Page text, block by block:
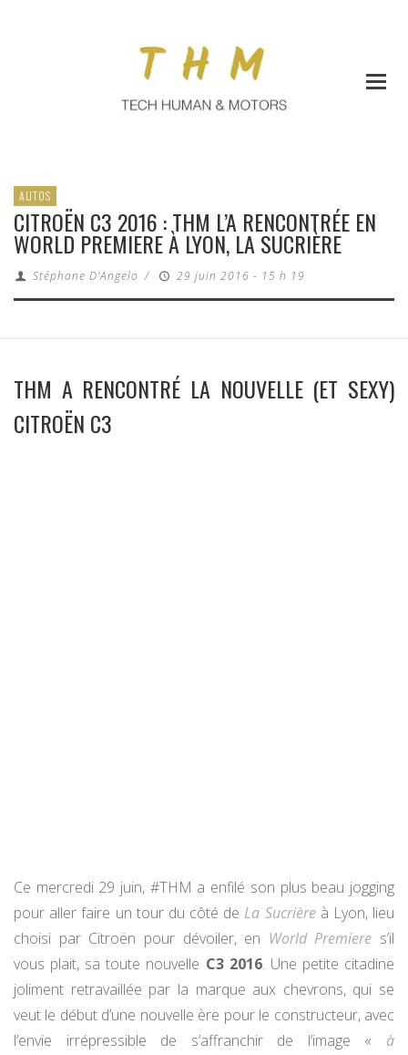
AUTOS
CITROËN C3 2016 : THM L’A RENCONTRÉE EN
WORLD PREMIERE À LYON, LA SUCRIÈRE
Stéphane D'Angelo / 29 juin 2016 - 15 h 19
THM A RENCONTRÉ LA NOUVELLE (ET SEXY)
CITROËN C3
Ce mercredi 29 juin, #THM a enfilé son plus beau jogging
pour aller faire un tour du côté de La Sucrièreà Lyon, lieu
choisi par Citroën pour dévoiler, en World Premiere s’il
vous plait, sa toute nouvelle C3 2016. Une petite citadine
joliment retravaillée par la marque aux chevrons, qui se
veut le début d’une nouvelle ère pour le constructeur, avec
l’envie irrépressible de s’affranchir de l’image « à